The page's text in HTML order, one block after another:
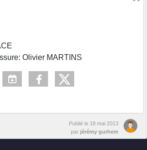
Olivier MARTINS
Publié le 18 mai 2013
par jérémy gurhem